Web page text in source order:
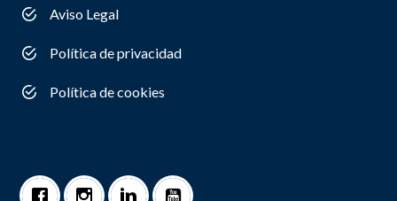
Aviso Legal
Política de privacidad
Política de cookies